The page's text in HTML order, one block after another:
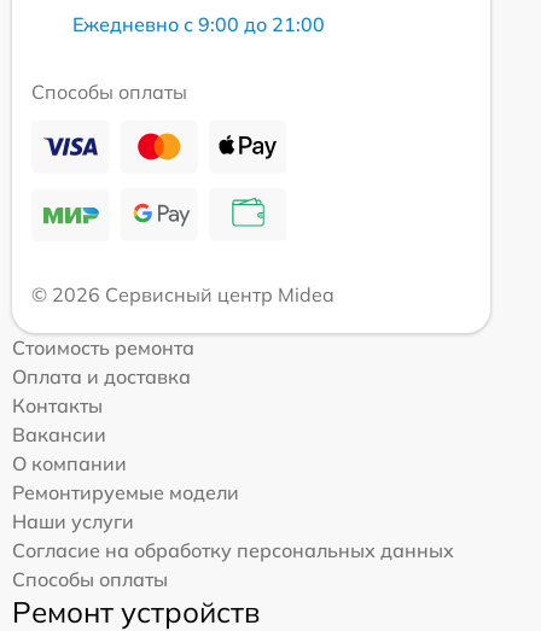
Ежедневно с 9:00 до 21:00
Способы оплаты
© 2026 Сервисный центр Midea
Стоимость ремонта
Оплата и доставка
Контакты
Вакансии
О компании
Ремонтируемые модели
Наши услуги
Согласие на обработку персональных данных
Способы оплаты
Ремонт устройств